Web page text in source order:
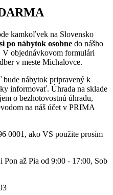
kamkoľvek na Slovensko
po nábytok osobne do nášho
V objednávkovom formulári
v meste Michalovce.
bude nábytok pripravený k
informovať. Úhrada na sklade
o bezhotovostnú úhradu,
na náš účet v PRIMA
0001, ako VS použite prosím
Pon až Pia od 9:00 - 17:00, Sob